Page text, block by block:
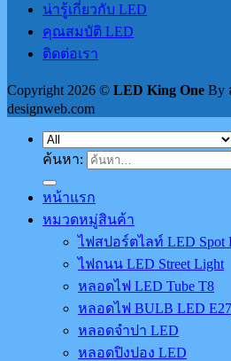
น่ารู้เกี่ยวกับ LED
คุณสมบัติ LED
ติดต่อเรา
Copyright 2026 © LED King One By
designweb.com
ค้นหา:
หน้าแรก
หมวดหมู่สินค้า
ไฟสปอร์ตไลท์ LED Spot
ไฟถนน LED Street Light
หลอดไฟ LED Tube T8
หลอดไฟ BULB LED E27
หลอดจำปา LED
หลอดปิงปอง LED